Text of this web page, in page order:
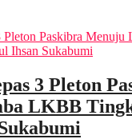
3 Pleton
LKBB